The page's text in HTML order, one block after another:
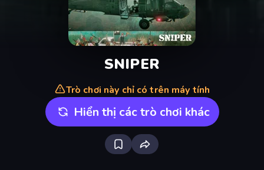
SNIPER
Trò chơi này chỉ có trên máy tính
Hiển thị các trò chơi khác